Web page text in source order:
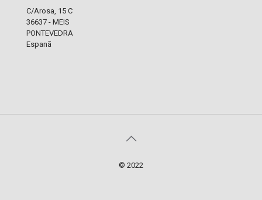
C/Arosa, 15 C
36637 - MEIS
PONTEVEDRA
Espanã
© 2022